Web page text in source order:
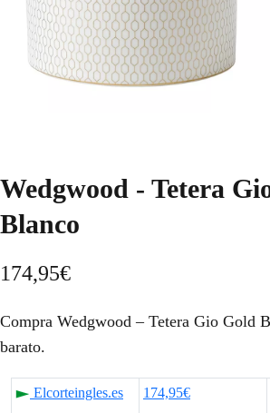
Wedgwood - Tetera
Blanco
174,95€
Compra Wedgwood – Tetera Gio Gold
barato.
Elcorteingles.es 174,95€